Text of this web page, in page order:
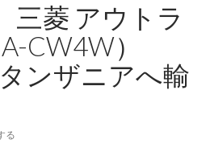
三菱 アウトラ
CW4W）
ンザニアへ輸
る